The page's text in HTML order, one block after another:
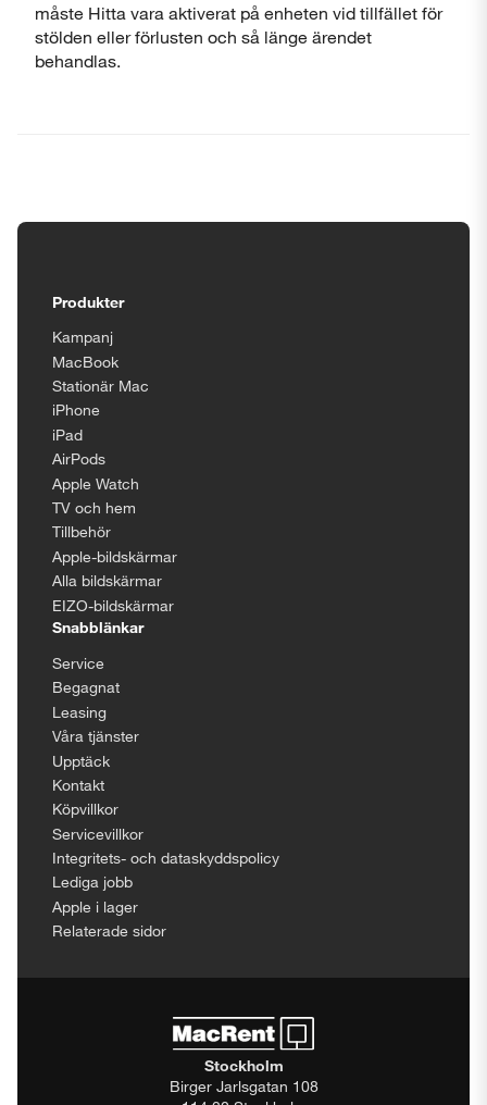
måste Hitta vara aktiverat på enheten vid tillfället för
stölden eller förlusten och så länge ärendet
behandlas.
Produkter
Kampanj
MacBook
Stationär Mac
iPhone
iPad
AirPods
Apple Watch
TV och hem
Tillbehör
Apple-bildskärmar
Alla bildskärmar
EIZO-bildskärmar
Snabblänkar
Service
Begagnat
Leasing
Våra tjänster
Upptäck
Kontakt
Köpvillkor
Servicevillkor
Integritets- och dataskyddspolicy
Lediga jobb
Apple i lager
Relaterade sidor
Stockholm
Birger Jarlsgatan 108